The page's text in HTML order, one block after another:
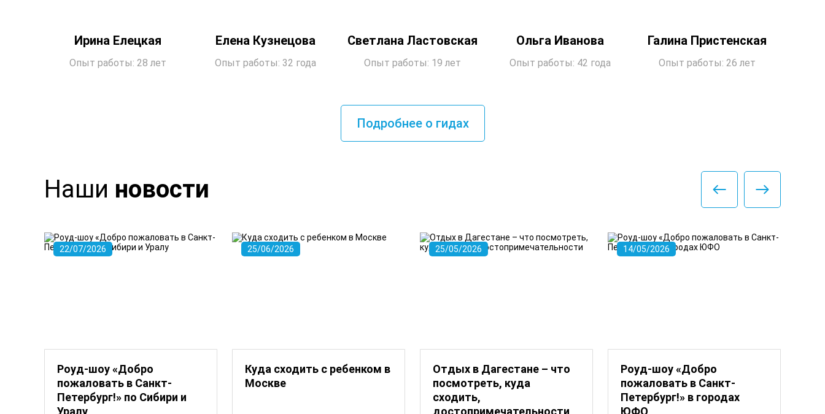
Ирина Елецкая
Опыт работы: 28 лет
Елена Кузнецова
Опыт работы: 32 года
Светлана Ластовская
Опыт работы: 19 лет
Ольга Иванова
Опыт работы: 42 года
Галина Пристенская
Опыт работы: 26 лет
Подробнее о гидах
Наши новости
22/07/2026
Роуд-шоу «Добро
пожаловать в Санкт-
Петербург!» по Сибири и
Уралу
25/06/2026
Куда сходить с ребенком в
Москве
25/05/2026
Отдых в Дагестане – что
посмотреть, куда
сходить,
достопримечательности
14/05/2026
Роуд-шоу «Добро
пожаловать в Санкт-
Петербург!» в городах
ЮФО